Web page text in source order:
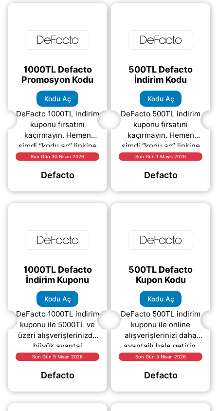
1000TL Defacto
Promosyon Kodu
Kodu Aç
DeFacto 1000TL indirim
kuponu fırsatını
kaçırmayın. Hemen
şimdi “kodu aç” linkine
tıklayarak indirim
ve ödeme adımında
Son Gün 30 Nisan 2026
Defacto
500TL Defacto
İndirim Kodu
Kodu Aç
DeFacto 500TL indirim
kuponu fırsatını
kaçırmayın. Hemen
şimdi “kodu aç” linkine
tıklayarak indirim
ve ödeme adımında
Son Gün 1 Mayıs 2026
Defacto
1000TL Defacto
İndirim Kuponu
Kodu Aç
DeFacto 1000TL indirim
kuponu ile 5000TL ve
üzeri alışverişlerinizde
büyük avantaj
yakalayın! Yukarıdaki
tıklayarak indirim
Son Gün 5 Nisan 2026
Defacto
500TL Defacto
Kupon Kodu
Kodu Aç
DeFacto 500TL indirim
kuponu ile online
alışverişlerinizi daha
avantajlı hale getirin.
DeFacto internet
üzeri siparişlerinizde
Son Gün 5 Nisan 2026
Defacto